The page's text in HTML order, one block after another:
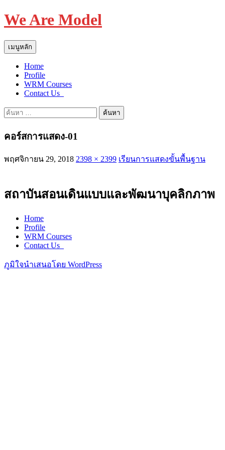
We Are Model
ค้นหา
เมนูหลัก
ยัง
เนื้อหา
Home
Profile
WRM Courses
Contact Us_
ค้นหา
คอร์สการแสดง-01
พฤศจิกายน 29, 2018 2398 × 2399 เรียนการแสดงขั้นพื้นฐาน
สถาบันสอนเดินแบบและพัฒนาบุคลิกภาพ
Home
Profile
WRM Courses
Contact Us_
ภูมิใจนำเสนอโดย WordPress